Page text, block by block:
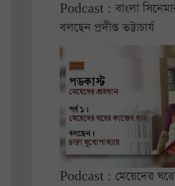
Podcast : বাংলা
বলছেন প্রদীপ্ত ভট্টাচার্য
Podcast : মেয়েদের